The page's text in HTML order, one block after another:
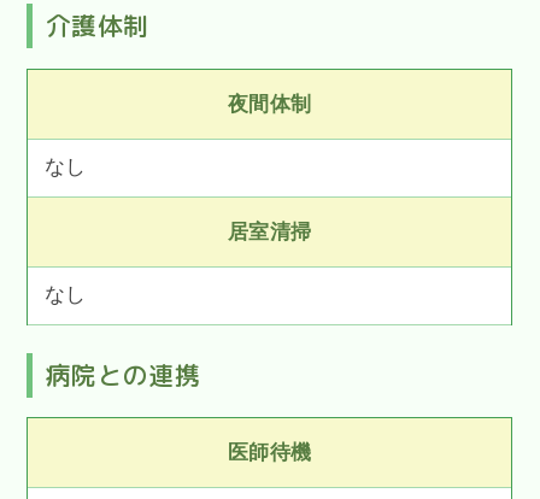
介護体制
夜間体制
なし
居室清掃
なし
病院との連携
医師待機